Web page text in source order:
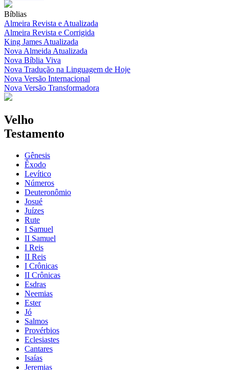
Bíblias
Almeira Revista e Atualizada
Almeira Revista e Corrigida
King James Atualizada
Nova Almeida Atualizada
Nova Bíblia Viva
Nova Tradução na Linguagem de Hoje
Nova Versão Internacional
Nova Versão Transformadora
Velho
Testamento
Gênesis
Êxodo
Levítico
Números
Deuteronômio
Josué
Juízes
Rute
I Samuel
II Samuel
I Reis
II Reis
I Crônicas
II Crônicas
Esdras
Neemias
Ester
Jó
Salmos
Provérbios
Eclesiastes
Cantares
Isaías
Jeremias